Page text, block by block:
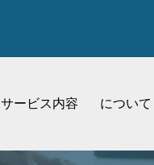
サービス内容 について